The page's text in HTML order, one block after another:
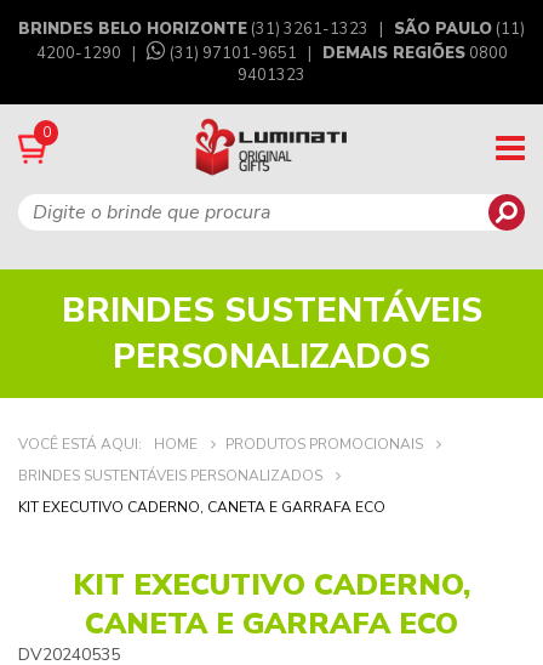
BRINDES BELO HORIZONTE (31) 3261-1323 | SÃO PAULO (11)
4200-1290 |
(31) 97101-9651 | DEMAIS REGIÕES0800
9401323
0
BRINDES SUSTENTÁVEIS
PERSONALIZADOS
VOCÊ ESTÁ AQUI: HOME
PRODUTOS PROMOCIONAIS
BRINDES SUSTENTÁVEIS PERSONALIZADOS
KIT EXECUTIVO CADERNO, CANETA E GARRAFA ECO
KIT EXECUTIVO CADERNO,
CANETA E GARRAFA ECO
DV20240535